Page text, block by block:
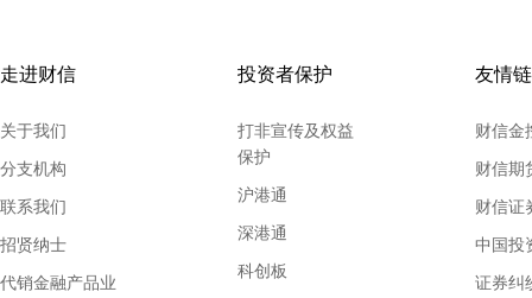
走进财信
关于我们
分支机构
联系我们
招贤纳士
代销金融产品业
投资者保护
打非宣传及权益
保护
沪港通
深港通
科创板
友情
财信金
财信期
财信证
中国投
证券纠